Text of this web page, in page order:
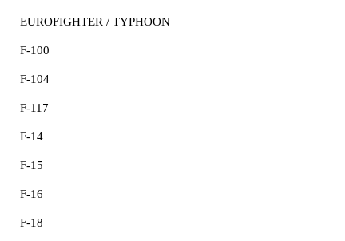
EUROFIGHTER / TYPHOON
F-100
F-104
F-117
F-14
F-15
F-16
F-18